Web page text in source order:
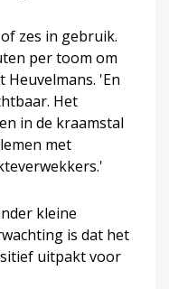
zes in gebruik.
per toom om
Heuvelmans. 'En
Het
in de kraamstal
met
kleine
is dat het
uitpakt voor